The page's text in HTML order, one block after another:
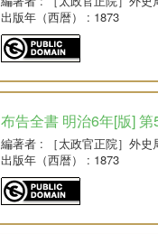
出版年（西暦）
: 1873
布告全書 明治6年[版] 第
編著者 : ［太政官正院］外史
出版年（西暦）
: 1873